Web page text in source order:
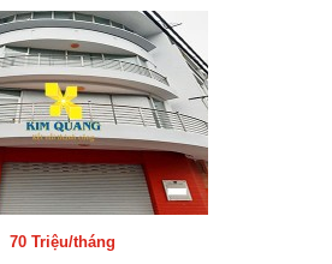
70 Triệu/tháng